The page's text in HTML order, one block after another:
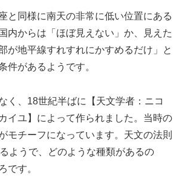
と同様に南天の非常に低い位置にある
内からは「ほぼ見えない」か、見えた
が地平線すれすれにかすめるだけ」と
件があるようです。
く、18世紀半ばに【天文学者：ニコ
イユ】によって作られました。当時の
モチーフになっています。天文の法則
ようで、どのような種類があるの
です。